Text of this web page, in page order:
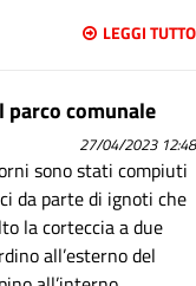
LEGGI TUTTO
comunale
27/04/2023 12:48
sono stati compiuti
da parte di ignoti che
la corteccia a due
all’esterno del